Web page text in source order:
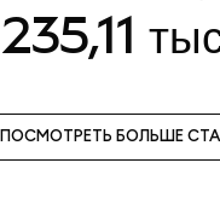
235,11
ПОСМОТРЕТЬ БОЛЬШЕ